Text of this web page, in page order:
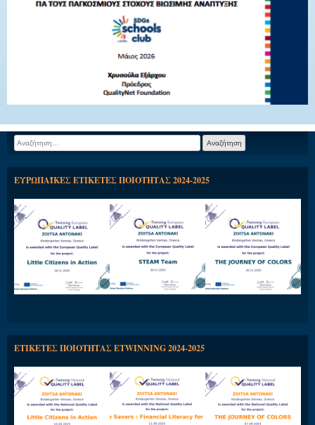
Αναζήτηση
για:
ΕΥΡΩΠΑΪΚΕΣ ΕΤΙΚΕΤΕΣ ΠΟΙΟΤΗΤΑΣ 2024-2025
ΕΤΙΚΕΤΕΣ ΠΟΙΟΤΗΤΑΣ ETWINNING 2024-2025